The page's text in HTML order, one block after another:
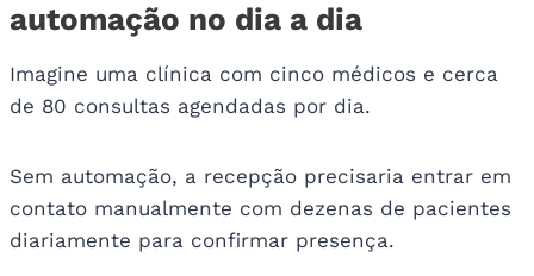
automação no dia a dia
Imagine uma clínica com cinco médicos e cerca
de 80 consultas agendadas por dia.
Sem automação, a recepção precisaria entrar em
contato manualmente com dezenas de pacientes
diariamente para confirmar presença.